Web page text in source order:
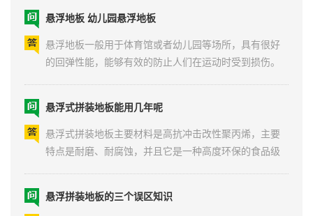
上使用，无需任何辅助材料粘接，可与同材料之间用独
2、由于材料问...
的回弹性能，能够有效的防止人们在运动时受到损伤。
那么悬浮地板价格是多少、哪家悬浮地板生产厂家好？
一：什么是悬浮地板？悬浮地板是指目前市场上渐趋流
行的第四代体育运动地板。该地板主要采用改性PP（聚
特点是耐磨、耐腐蚀，并且它是一种高度环保的食品级
材料。有很多客户总是以地板软不软来衡量地板质量的
好坏，认为地板越软弹性越好、越安全，这是一个误
区。幼儿园悬浮地板软不软指的是地板自身的柔韧性，